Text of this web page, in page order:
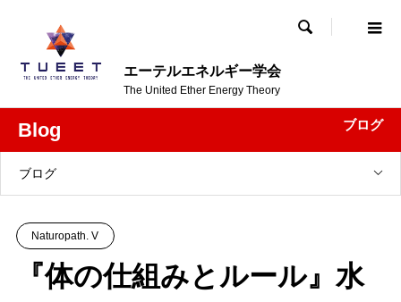
エーテルエネルギー学会
The United Ether Energy Theory

Blog ブログ
ブログ
Naturopath. V
『体の仕組みとルール』水